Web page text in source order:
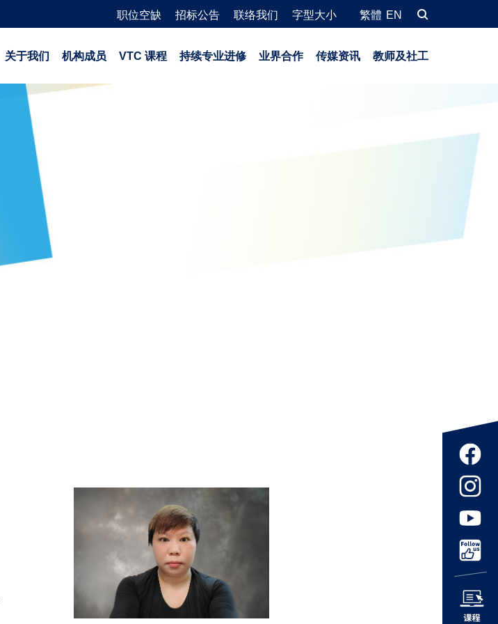
职位空缺 招标公告 联络我们 字型大小 繁體 EN
关于我们 机构成员 VTC 课程 持续专业进修 业界合作 传媒资讯 教师及社工